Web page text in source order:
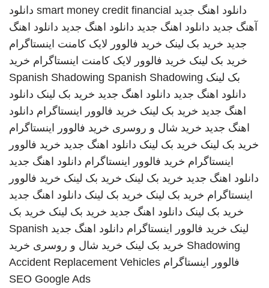
دانلود اهنگ جدید smart money credit financial دانلود
آهنگ جدید دانلود اهنگ جدید دانلود اهنگ جدید دانلود اهنگ
جدید خرید بک لینک خرید فالوور لایک کامنت اینستاگرام
خرید بک لینک خرید فالوور لایک کامنت اینستاگرام خرید
بک لینک
Spanish Shadowing Spanish Shadowing
دانلود اهنگ جدید دانلود اهنگ جدید خرید بک لینک دانلود
اهنگ جدید خرید بک لینک خرید فالوور اینستاگرام دانلود
اهنگ جدید خرید شال و روسری خرید فالوور اینستاگرام
خرید بک لینک خرید بک لینک دانلود اهنگ جدید خرید فالوور
اینستاگرام خرید فالوور اینستاگرام دانلود اهنگ جدید
دانلود اهنگ جدید خرید بک لینک خرید بک لینک خرید فالوور
اینستاگرام خرید بک لینک خرید بک لینک دانلود اهنگ جدید
خرید بک لینک دانلود اهنگ جدید خرید بک لینک خرید بک
لینک خرید فالوور اینستاگرام دانلود اهنگ جدید Spanish
Shadowing خرید بک لینک خرید شال و روسری خرید
فالوور اینستاگرام Accident Replacement Vehicles
SEO Google Ads